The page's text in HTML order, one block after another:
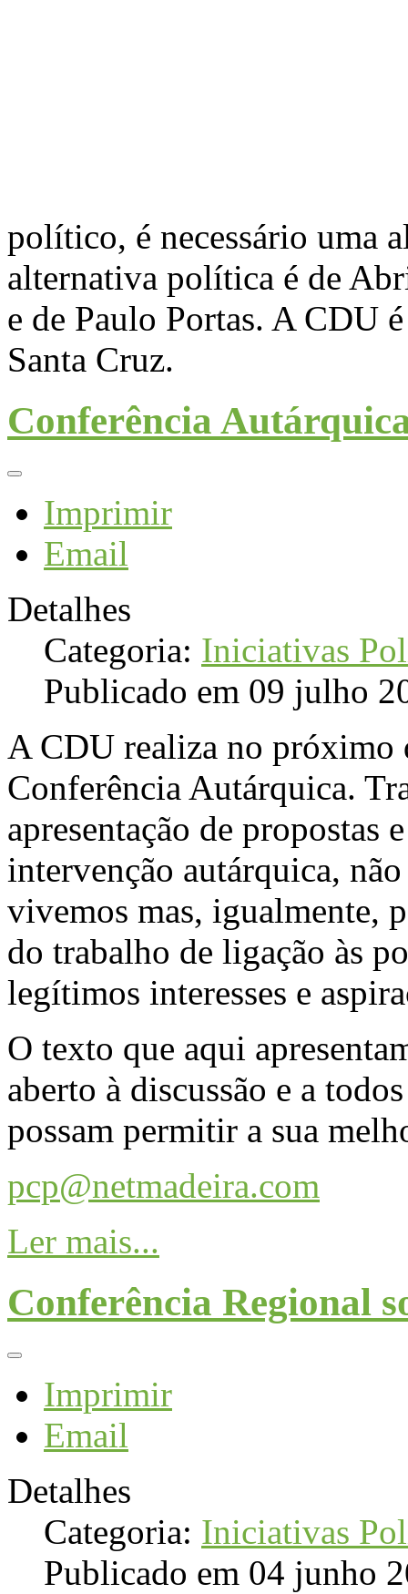
político, é necessário uma
alternativa política é de
e de Paulo Portas. A CDU
Santa Cruz.
Conferência
Imprimir
Email
Detalhes
Categoria: Iniciativas
Publicado em 09 julho
A CDU realiza no próximo
Conferência Autárquica.
apresentação de propostas
intervenção autárquica,
vivemos mas, igualmente,
do trabalho de ligação às
legítimos interesses e
O texto que aqui
aberto à discussão e a
possam permitir a sua
pcp@netmadeira.com
Ler mais...
Conferência Regional
Imprimir
Email
Detalhes
Categoria: Iniciativas
Publicado em 04 junho